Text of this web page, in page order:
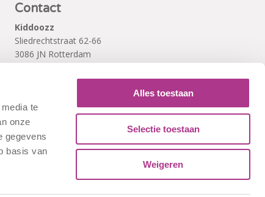
te
onze
gegevens
basis van
Alles toestaan
Selectie toestaan
Weigeren
Contact
Kiddoozz
Sliedrechtstraat 62-66
3086 JN Rotterdam